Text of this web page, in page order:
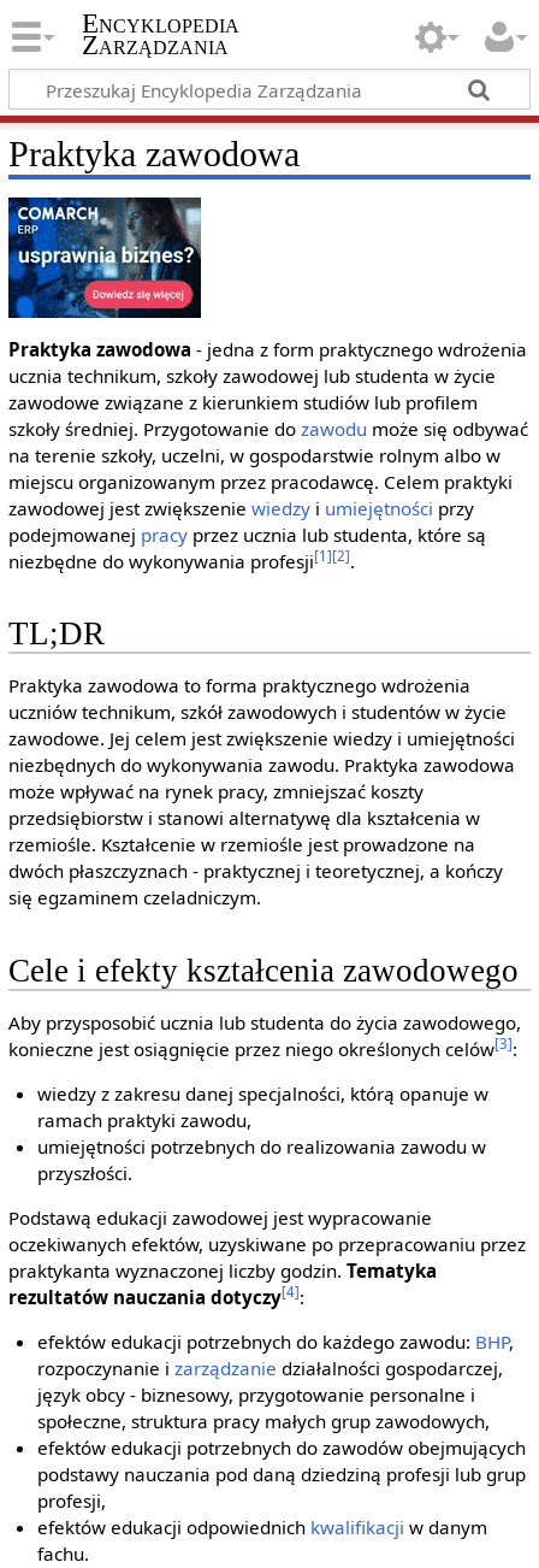
Encyklopedia
Zarządzania
Praktyka zawodowa
Praktyka zawodowa - jedna z form praktycznego wdrożenia
ucznia technikum, szkoły zawodowej lub studenta w życie
zawodowe związane z kierunkiem studiów lub profilem
szkoły średniej. Przygotowanie do zawodu może się odbywać
na terenie szkoły, uczelni, w gospodarstwie rolnym albo w
miejscu organizowanym przez pracodawcę. Celem praktyki
zawodowej jest zwiększenie wiedzyi umiejętności przy
podejmowanej pracyprzez ucznia lub studenta, które są
niezbędne do wykonywania profesji[1][2].
TL;DR
Praktyka zawodowa to forma praktycznego wdrożenia
uczniów technikum, szkół zawodowych i studentów w życie
zawodowe. Jej celem jest zwiększenie wiedzy i umiejętności
niezbędnych do wykonywania zawodu. Praktyka zawodowa
może wpływać na rynek pracy, zmniejszać koszty
przedsiębiorstw i stanowi alternatywę dla kształcenia w
rzemiośle. Kształcenie w rzemiośle jest prowadzone na
dwóch płaszczyznach - praktycznej i teoretycznej, a kończy
się egzaminem czeladniczym.
Cele i efekty kształcenia zawodowego
Aby przysposobić ucznia lub studenta do życia zawodowego,
konieczne jest osiągnięcie przez niego określonych celów[3]:
wiedzy z zakresu danej specjalności, którą opanuje w
ramach praktyki zawodu,
umiejętności potrzebnych do realizowania zawodu w
przyszłości.
Podstawą edukacji zawodowej jest wypracowanie
oczekiwanych efektów, uzyskiwane po przepracowaniu przez
praktykanta wyznaczonej liczby godzin. Tematyka
rezultatów nauczania dotyczy[4]:
efektów edukacji potrzebnych do każdego zawodu: BHP,
rozpoczynanie izarządzanie działalności gospodarczej,
język obcy - biznesowy, przygotowanie personalne i
społeczne, struktura pracy małych grup zawodowych,
efektów edukacji potrzebnych do zawodów obejmujących
podstawy nauczania pod daną dziedziną profesji lub grup
profesji,
efektów edukacji odpowiednich kwalifikacji w danym
fachu.